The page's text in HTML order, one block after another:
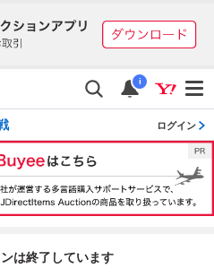
i
ログイン
は終了しています